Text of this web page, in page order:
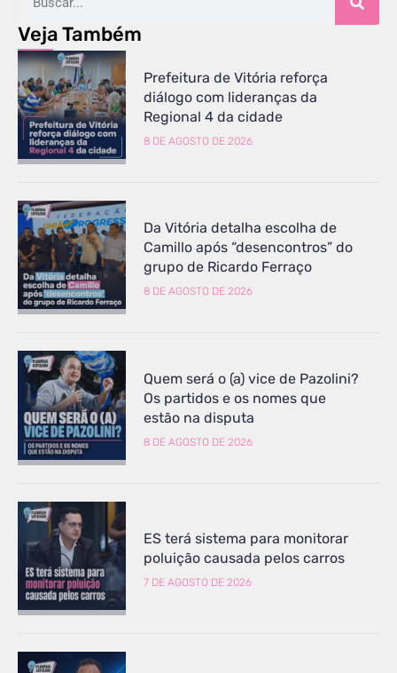
Veja Também
Prefeitura de Vitória reforça
diálogo com lideranças da
Regional 4 da cidade
8 DE AGOSTO DE 2026
Da Vitória detalha escolha de
Camillo após “desencontros” do
grupo de Ricardo Ferraço
8 DE AGOSTO DE 2026
Quem será o (a) vice de Pazolini?
Os partidos e os nomes que
estão na disputa
8 DE AGOSTO DE 2026
ES terá sistema para monitorar
poluição causada pelos carros
7 DE AGOSTO DE 2026